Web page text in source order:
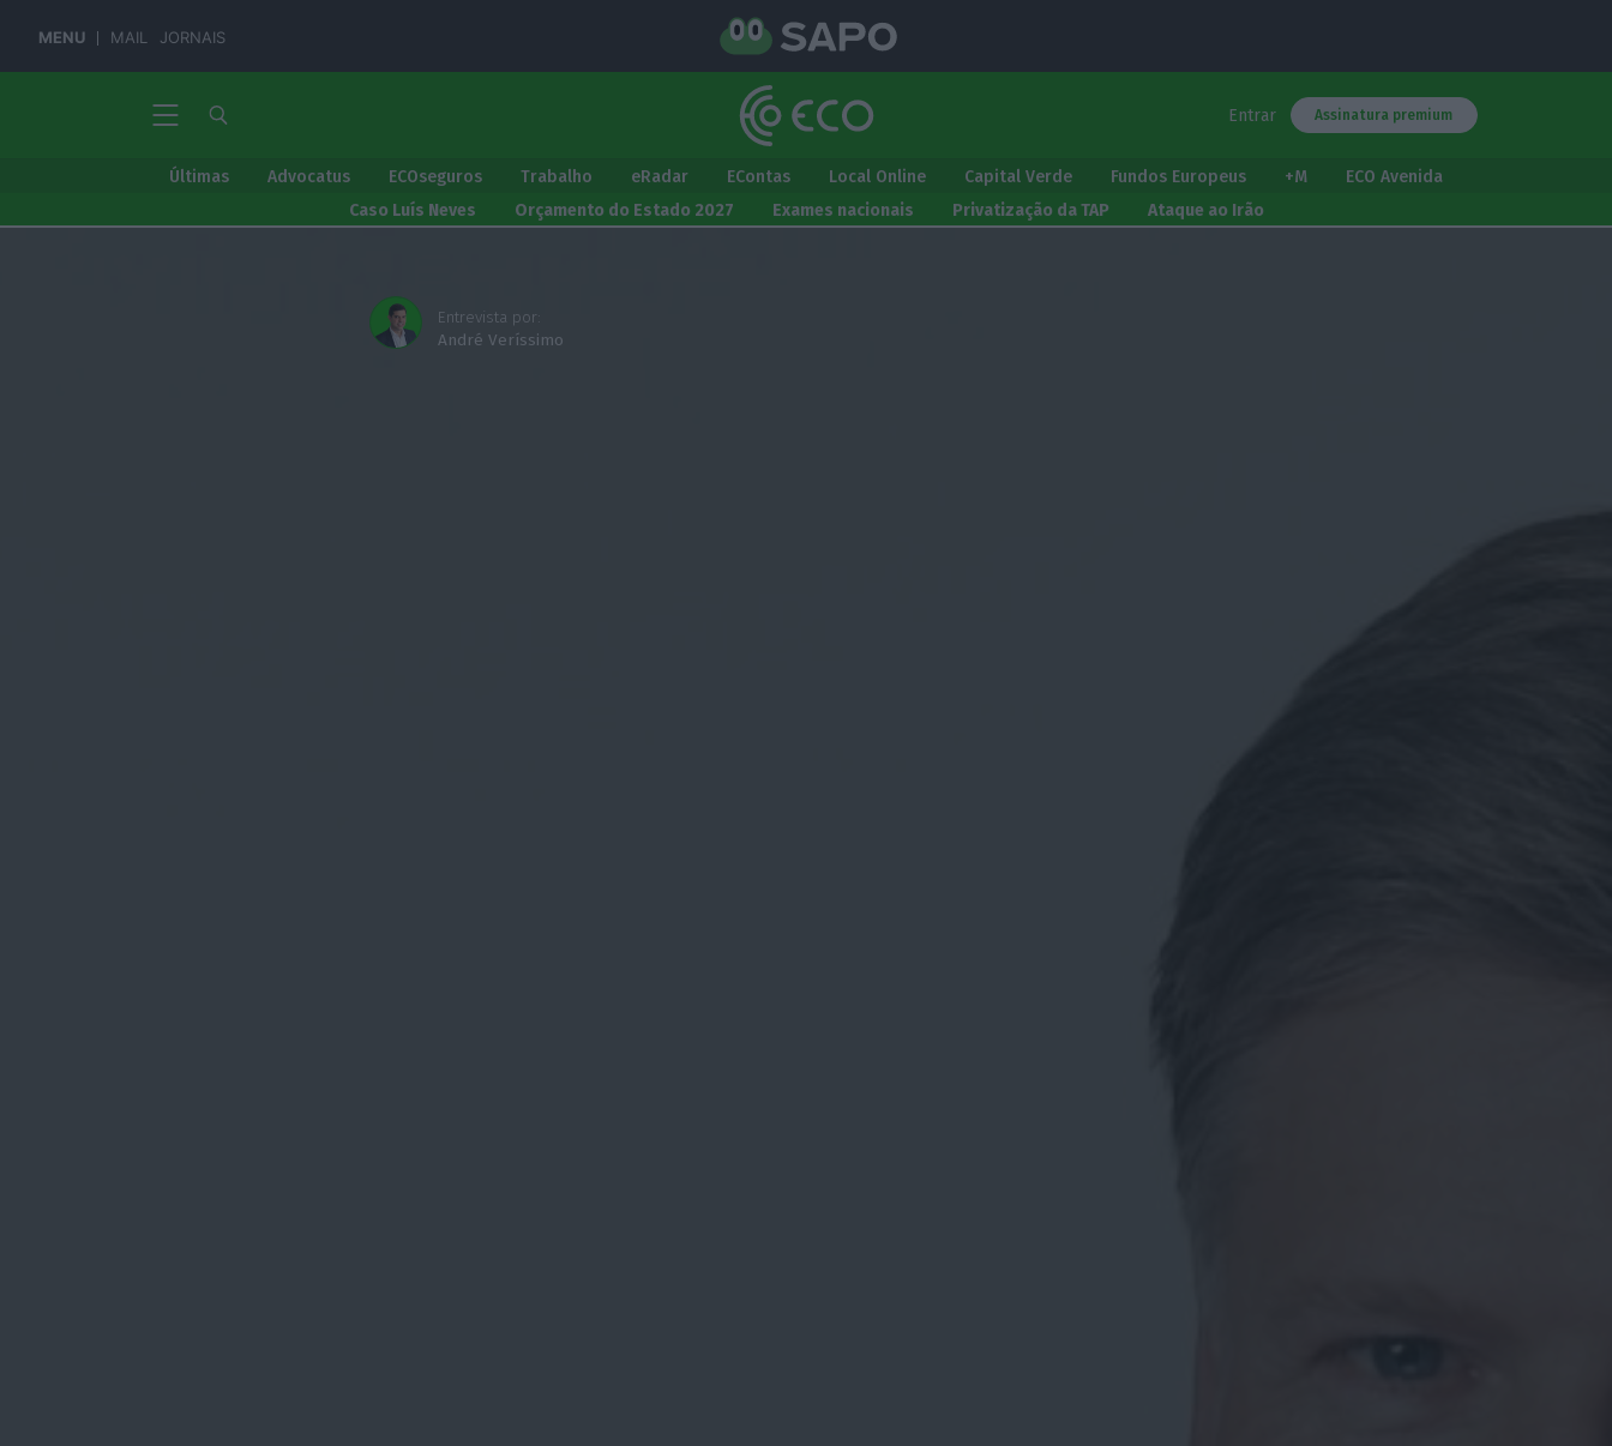
MENU MAIL JORNAIS
Entrar Assinatura premium
Últimas Advocatus ECOseguros Trabalho eRadar EContas Local Online Capital Verde Fundos Europeus +M
ECO Avenida
Caso Luís Neves
Orçamento do Estado 2027 Exames nacionais Privatização da TAP Ataque ao Irão
Entrevista por:
André Veríssimo